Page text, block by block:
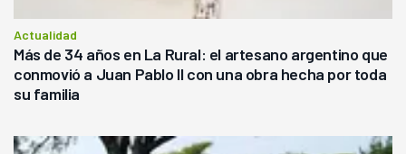
Actualidad
Más de 34 años en La Rural: el artesano argentino que
conmovió a Juan Pablo II con una obra hecha por toda
su familia